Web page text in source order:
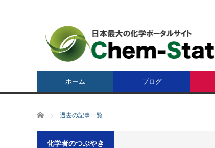
ホーム ブログ
ホーム 過去の記事一覧
化学者のつぶやき